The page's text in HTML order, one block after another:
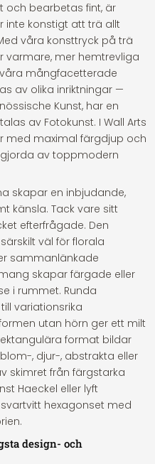
och bearbetas fint, är
inte konstigt att trä allt
våra konsttryck på trä
mer hemtrevliga
mångfacetterade
av olika inriktningar —
Kunst, har en
av Fotokunst. I Wall Arts
med maximal färgdjup och
av toppmodern
skapar en inbjudande,
känsla. Tack vare sitt
efterfrågade. Den
väl för florala
sammanlänkade
skapar färgade eller
i rummet. Runda
variationsrika
utan hörn ger ett milt
format bildar
, djur-, abstrakta eller
skimret från färgstarka
Haeckel eller lyft
hexagonset med
design- och